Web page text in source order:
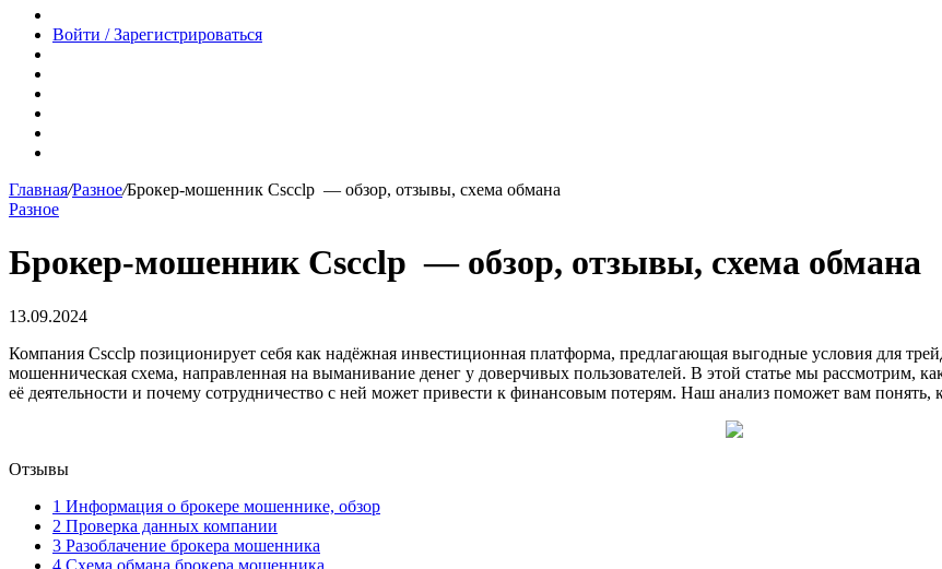
статья
Войти / Зарегистрироваться
Главная/Разное/Брокер-мошенник Cscclp — обзор, отзывы, схема обмана
Разное
Брокер-мошенник Cscclp — обзор, отзывы, схема обмана
13.09.2024
Компания Cscclp позиционирует себя как надёжная инвестиционная платформа, предлагающая выгодные условия для
мошенническая схема, направленная на выманивание денег у доверчивых пользователей. В этой статье мы рассмотрим,
её деятельности и почему сотрудничество с ней может привести к финансовым потерям. Наш анализ поможет вам понять,
Отзывы
1 Информация о брокере мошеннике, обзор
2 Проверка данных компании
3 Разоблачение брокера мошенника
4 Схема обмана брокера мошенника